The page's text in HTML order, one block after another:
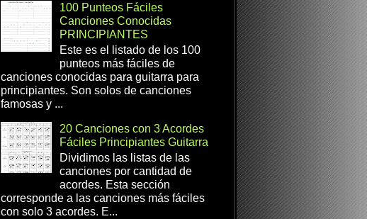
100 Punteos Fáciles
Canciones Conocidas
PRINCIPIANTES
Este es el listado de los 100
punteos más fáciles de
canciones conocidas para guitarra para
principiantes. Son solos de canciones
famosas y ...
20 Canciones con 3 Acordes
Fáciles Principiantes Guitarra
Dividimos las listas de las
canciones por cantidad de
acordes. Esta sección
corresponde a las canciones más fáciles
con solo 3 acordes. E...